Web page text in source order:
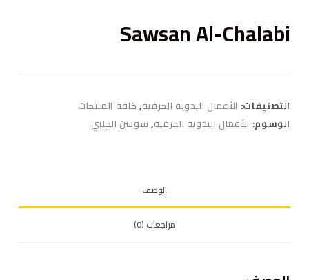
Sawsan Al-Chalabi
التصنيفات: الأعمال اليدوية الحرفية, كافة المنتجات
الوسوم: الأعمال اليدوية الحرفية, سوسن الچلبي
الوصف
مراجعات (0)